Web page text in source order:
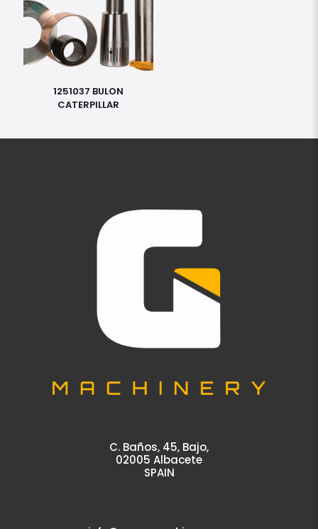
1251037 BULON
CATERPILLAR
C. Baños, 45, Bajo,
02005 Albacete
SPAIN